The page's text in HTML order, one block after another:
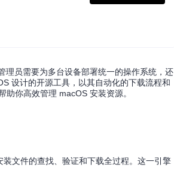
理员需要为多台设备部署统一的操作系统，还
设计的开源工具，以其自动化的下载流程和
你高效管理 macOS 安装资源。
文件的查找、验证和下载全过程。这一引擎